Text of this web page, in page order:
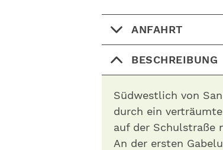
ANFAHRT
BESCHREIBUNG
Südwestlich von
durch ein
auf der Schul­straße
An der ersten